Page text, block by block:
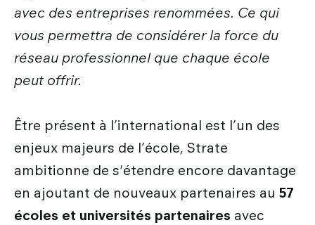
avec des entreprises renommées. Ce qui
vous permettra de considérer la force du
réseau professionnel que chaque école
peut offrir.
Être présent à l’international est l’un des
enjeux majeurs de l’école, Strate
ambitionne de s'étendre encore davantage
en ajoutant de nouveaux partenaires au 57
écoles et universités partenaires avec